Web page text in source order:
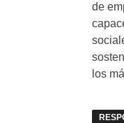
de
los